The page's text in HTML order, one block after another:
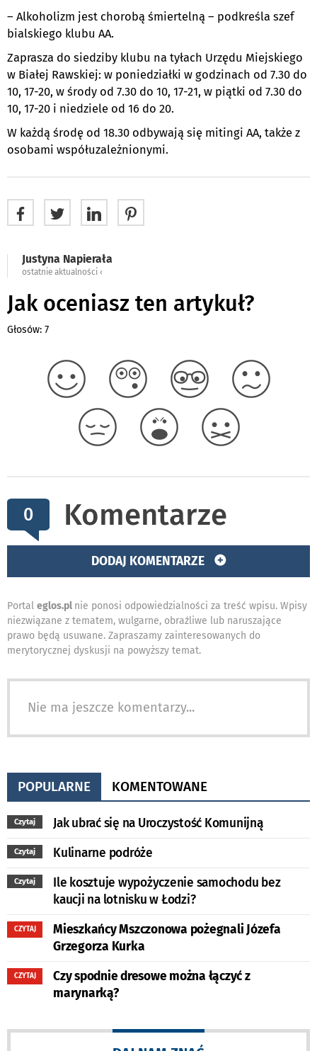
– Alkoholizm jest chorobą śmiertelną – podkreśla szef
bialskiego klubu AA.
Zaprasza do siedziby klubu na tyłach Urzędu Miejskiego
w Białej Rawskiej: w poniedziałki w godzinach od 7.30 do
10, 17-20, w środy od 7.30 do 10, 17-21, w piątki od 7.30 do
10, 17-20 i niedziele od 16 do 20.
W każdą środę od 18.30 odbywają się mitingi AA, także z
osobami współuzależnionymi.
Justyna Napierała
ostatnie aktualności ‹
Jak oceniasz ten artykuł?
Głosów: 7
0 Komentarze
DODAJ KOMENTARZE
Portal eglos.pl nie ponosi odpowiedzialności za treść wpisu. Wpisy
niezwiązane z tematem, wulgarne, obraźliwe lub naruszające
prawo będą usuwane. Zapraszamy zainteresowanych do
merytorycznej dyskusji na powyższy temat.
Nie ma jeszcze komentarzy...
POPULARNE KOMENTOWANE
Czytaj Jak ubrać się na Uroczystość Komunijną
Czytaj Kulinarne podróże
Czytaj
Ile kosztuje wypożyczenie samochodu bez
kaucji na lotnisku w Łodzi?
CZYTAJ
Mieszkańcy Mszczonowa pożegnali Józefa
Grzegorza Kurka
CZYTAJ
Czy spodnie dresowe można łączyć z
marynarką?